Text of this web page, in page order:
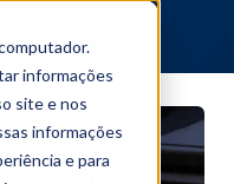
informações
site e nos
informações
e para